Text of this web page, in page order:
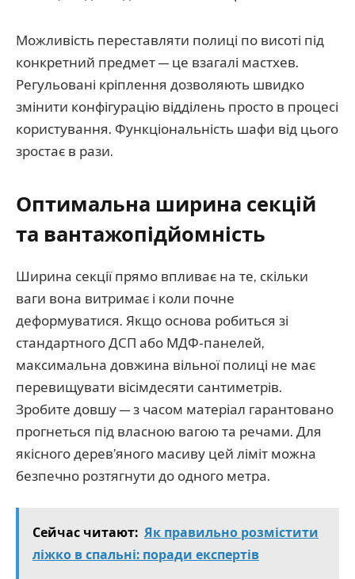
Можливість переставляти полиці по висоті під
конкретний предмет — це взагалі мастхев.
Регульовані кріплення дозволяють швидко
змінити конфігурацію відділень просто в процесі
користування. Функціональність шафи від цього
зростає в рази.
Оптимальна ширина секцій
та вантажопідйомність
Ширина секції прямо впливає на те, скільки
ваги вона витримає і коли почне
деформуватися. Якщо основа робиться зі
стандартного ДСП або МДФ-панелей,
максимальна довжина вільної полиці не має
перевищувати вісімдесяти сантиметрів.
Зробите довшу — з часом матеріал гарантовано
прогнеться під власною вагою та речами. Для
якісного дерев’яного масиву цей ліміт можна
безпечно розтягнути до одного метра.
Сейчас читают: Як правильно розмістити
ліжко в спальні: поради експертів